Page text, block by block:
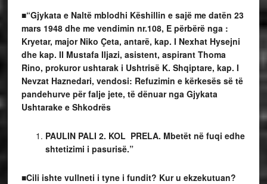
■“Gjykata e Naltë mblodhi Këshillin e sajë me datën 23
mars 1948 dhe me vendimin nr.108, E përbërë nga :
Kryetar, major Niko Çeta, antarë, kap. I Nexhat Hysejni
dhe kap. II Mustafa Iljazi, asistent, aspirant Thoma
Rino, prokuror ushtarak i Ushtrisë K. Shqiptare, kap. I
Nevzat Haznedari, vendosi: Refuzimin e kërkesës së të
pandehurve për falje jete, të dënuar nga Gjykata
Ushtarake e Shkodrës
PAULIN PALI 2. KOL PRELA. Mbetët në fuqi edhe
shtetizimi i pasurisë.”
■Cili ishte vullneti i tyne i fundit? Kur u ekzekutuan?